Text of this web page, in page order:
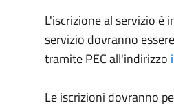
L'iscrizione al servizio è
servizio dovranno
tramite PEC all'indirizzo
Le iscrizioni dovranno